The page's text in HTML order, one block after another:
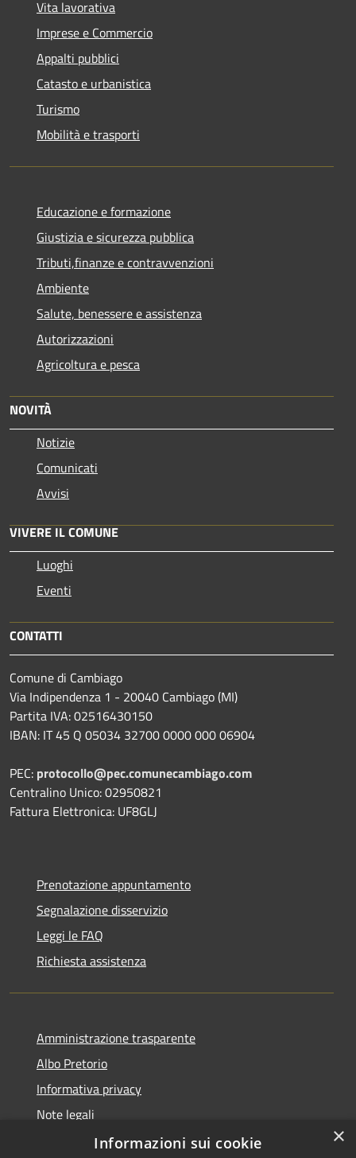
Vita lavorativa
Imprese e Commercio
Appalti pubblici
Catasto e urbanistica
Turismo
Mobilità e trasporti
Educazione e formazione
Giustizia e sicurezza pubblica
Tributi,finanze e contravvenzioni
Ambiente
Salute, benessere e assistenza
Autorizzazioni
Agricoltura e pesca
NOVITÀ
Notizie
Comunicati
Avvisi
VIVERE IL COMUNE
Luoghi
Eventi
CONTATTI
Comune di Cambiago
Via Indipendenza 1 - 20040 Cambiago (MI)
Partita IVA: 02516430150
IBAN: IT 45 Q 05034 32700 0000 000 06904
PEC: protocollo@pec.comunecambiago.com
Centralino Unico: 02950821
Fattura Elettronica: UF8GLJ
Prenotazione appuntamento
Segnalazione disservizio
Leggi le FAQ
Richiesta assistenza
Amministrazione trasparente
Albo Pretorio
Informativa privacy
Note legali
Dichiarazione di accessibilità
×
Informazioni sui cookie